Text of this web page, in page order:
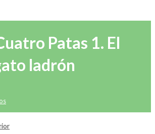
Patas 1. El
ladrón